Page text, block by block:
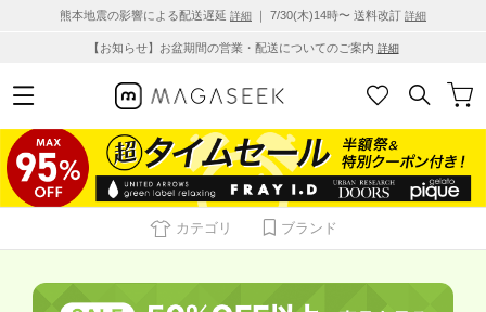
熊本地震の影響による配送遅延 詳細 ｜ 7/30(木)14時〜 送料改訂 詳細
【お知らせ】お盆期間の営業・配送についてのご案内 詳細
カテゴリ ブランド